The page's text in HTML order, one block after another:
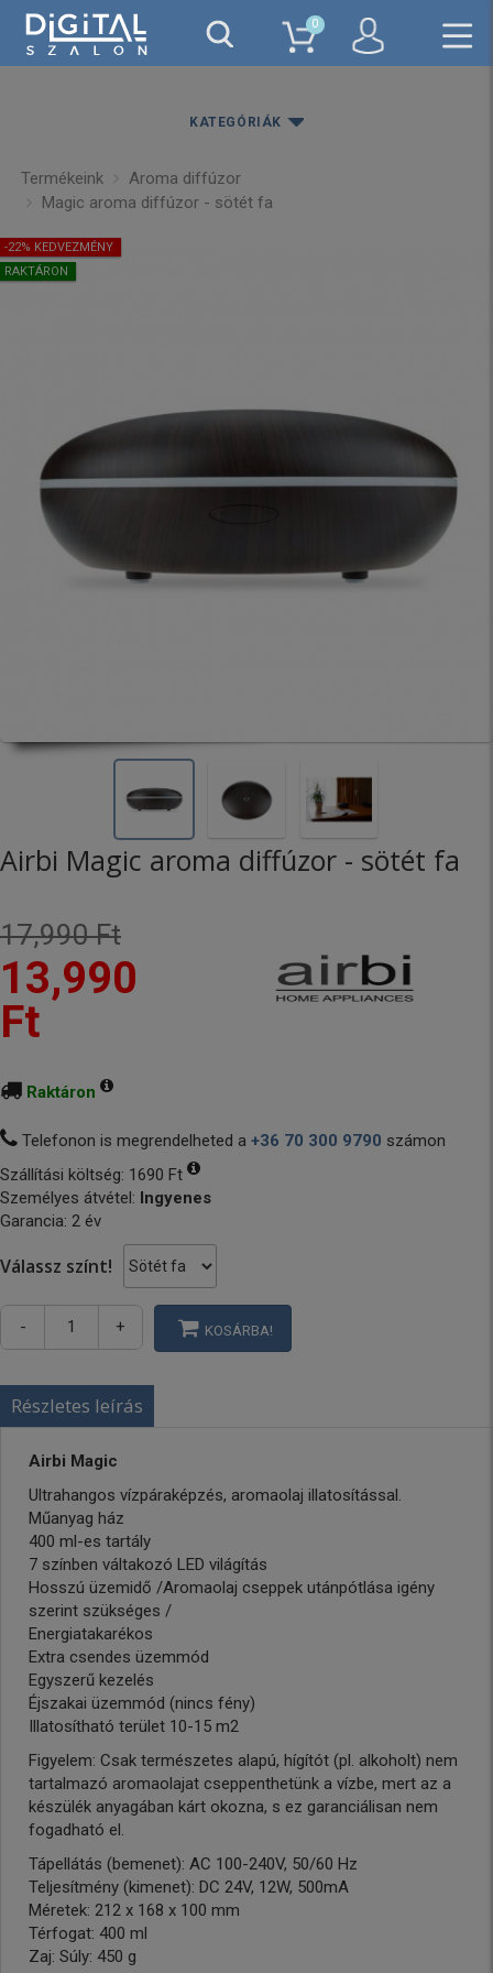
0
KATEGÓRIÁK
Termékeink
Aroma diffúzor
Magic aroma diffúzor - sötét fa
-22% KEDVEZMÉNY
RAKTÁRON
Airbi Magic aroma diffúzor - sötét fa
17,990 Ft
13,990
Ft
Raktáron
Telefonon is megrendelheted a +36 70 300 9790 számon
Szállítási költség: 1690 Ft
Személyes átvétel: Ingyenes
Garancia: 2 év
Válassz színt!
- + KOSÁRBA!
Részletes leírás
Airbi Magic
Ultrahangos vízpáraképzés, aromaolaj illatosítással.
Műanyag ház
400 ml-es tartály
7 színben váltakozó LED világítás
Hosszú üzemidő /Aromaolaj cseppek utánpótlása igény
szerint szükséges /
Energiatakarékos
Extra csendes üzemmód
Egyszerű kezelés
Éjszakai üzemmód (nincs fény)
Illatosítható terület 10-15 m2
Figyelem: Csak természetes alapú, hígítót (pl. alkoholt) nem
tartalmazó aromaolajat cseppenthetünk a vízbe, mert az a
készülék anyagában kárt okozna, s ez garanciálisan nem
fogadható el.
Tápellátás (bemenet): AC 100-240V, 50/60 Hz
Teljesítmény (kimenet): DC 24V, 12W, 500mA
Méretek: 212 x 168 x 100 mm
Térfogat: 400 ml
Zaj: Súly: 450 g